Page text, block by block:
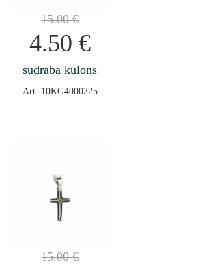
15.00€
4.50 €
sudraba kulons
Art: 10KG4000225
15.00€